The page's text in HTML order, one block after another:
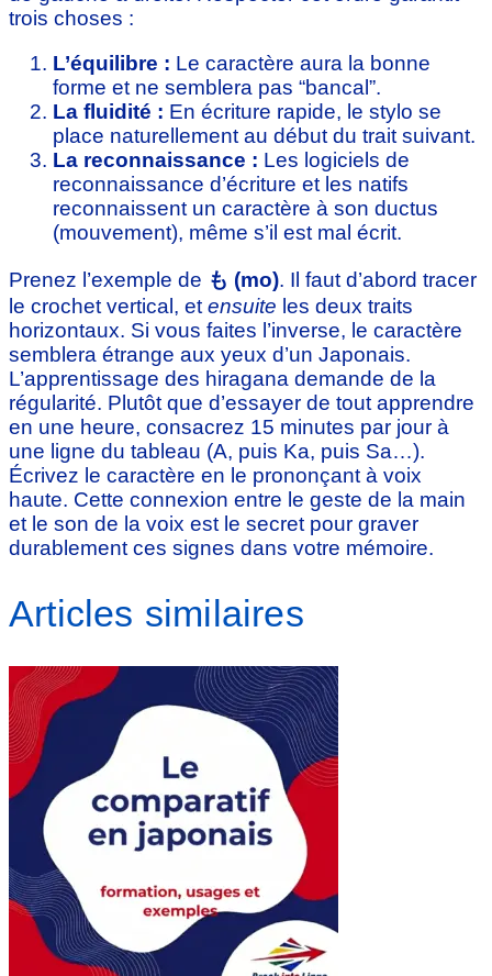
trois choses :
L’équilibre : Le caractère aura la bonne
forme et ne semblera pas “bancal”.
La fluidité : En écriture rapide, le stylo se
place naturellement au début du trait suivant.
La reconnaissance : Les logiciels de
reconnaissance d’écriture et les natifs
reconnaissent un caractère à son ductus
(mouvement), même s’il est mal écrit.
Prenez l’exemple de も (mo). Il faut d’abord tracer
le crochet vertical, et ensuite les deux traits
horizontaux. Si vous faites l’inverse, le caractère
semblera étrange aux yeux d’un Japonais.
L’apprentissage des hiragana demande de la
régularité. Plutôt que d’essayer de tout apprendre
en une heure, consacrez 15 minutes par jour à
une ligne du tableau (A, puis Ka, puis Sa…).
Écrivez le caractère en le prononçant à voix
haute. Cette connexion entre le geste de la main
et le son de la voix est le secret pour graver
durablement ces signes dans votre mémoire.
Articles similaires